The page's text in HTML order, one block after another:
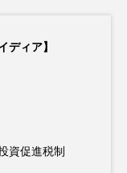
ディア】
資促進税制